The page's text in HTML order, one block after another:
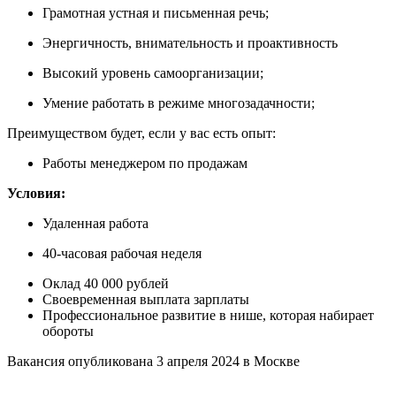
Грамотная устная и письменная речь;
Энергичность, внимательность и проактивность
Высокий уровень самоорганизации;
Умение работать в режиме многозадачности;
Преимуществом будет, если у вас есть опыт:
Работы менеджером по продажам
Условия:
Удаленная работа
40-часовая рабочая неделя
Оклад 40 000 рублей
Своевременная выплата зарплаты
Профессиональное развитие в нише, которая набирает
обороты
Вакансия опубликована 3 апреля 2024 в Москве